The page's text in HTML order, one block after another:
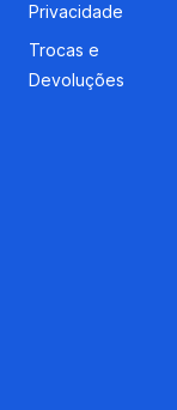
Privacidade
Trocas e
Devoluções